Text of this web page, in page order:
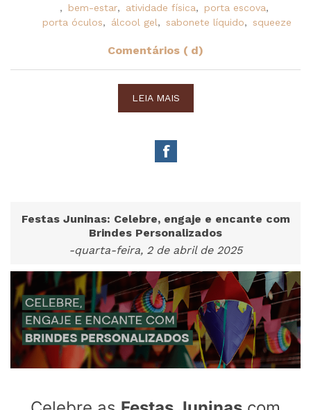
,
bem-estar, atividade física, porta escova,
porta óculos, álcool gel, sabonete líquido, squeeze
Comentários ( d)
LEIA MAIS
Festas Juninas: Celebre, engaje e encante com
Brindes Personalizados
-quarta-feira, 2 de abril de 2025